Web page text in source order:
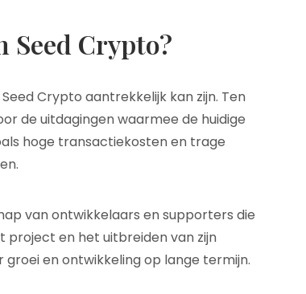
Seed Crypto?
Crypto aantrekkelijk kan zijn. Ten
de uitdagingen waarmee de huidige
hoge transactiekosten en trage
van ontwikkelaars en supporters die
en het uitbreiden van zijn
en ontwikkeling op lange termijn.